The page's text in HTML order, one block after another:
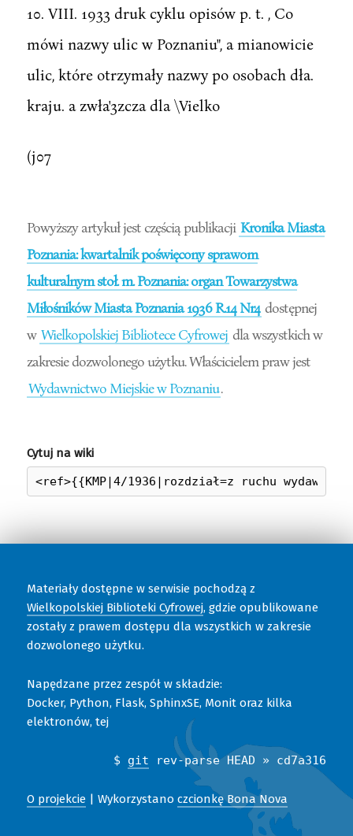
10. VIII. 1933 druk cyklu opisów p. t. , Co
mówi nazwy ulic w Poznaniu", a mianowicie
ulic, które otrzymały nazwy po osobach dła.
kraju. a zwła'3zcza dla \Vielko
(j07
Powyższy artykuł jest częścią publikacji Kronika Miasta
Poznania: kwartalnik poświęcony sprawom
kulturalnym stoł. m. Poznania: organ Towarzystwa
Miłośników Miasta Poznania 1936 R.14 Nr4 dostępnej
w Wielkopolskiej Bibliotece Cyfrowej dla wszystkich w
zakresie dozwolonego użytku. Właścicielem praw jest
Wydawnictwo Miejskie w Poznaniu.
Cytuj na wiki
Materiały dostępne w serwisie pochodzą z
Wielkopolskiej Biblioteki Cyfrowej, gdzie opublikowane
zostały z prawem dostępu dla wszystkich w zakresie
dozwolonego użytku.
Napędzane przez zespół w składzie:
Docker, Python, Flask, SphinxSE, Monit oraz kilka
elektronów, tej
$ git rev-parse HEAD » cd7a316
O projekcie| Wykorzystano czcionkę Bona Nova